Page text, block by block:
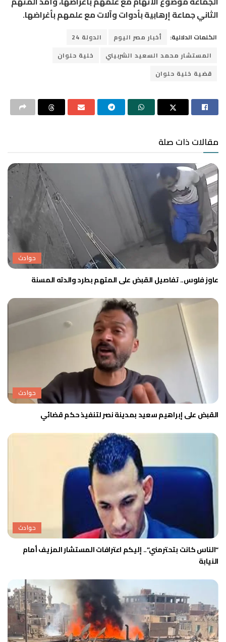
الثاني جماعة إرهابية بأدوات وآلات مع علمهم بأغراضها.
الكلمات الدلالية: أخبار مصر اليوم
الدولة 24
المستشار محمد السعيد الشربيني
خلية حلوان
قضية خلية حلوان
مقالات ذات صلة
حوادث
عاوز فلوس.. تفاصيل القبض على المتهم بطرد والدته المسنة
حوادث
القبض على إبراهيم سعيد بمدينة نصر لتنفيذ حكم قضائي
حوادث
“الناس كانت بتحترمني”.. إليكم اعترافات المستشار المزيف أمام
النيابة